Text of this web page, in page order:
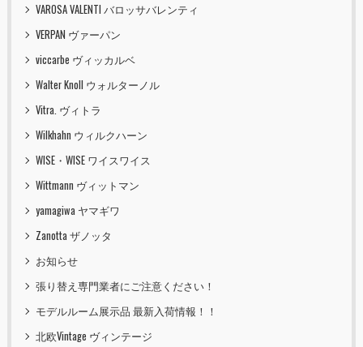
VAROSA VALENTI バロッサバレンティ
VERPAN ヴァーパン
viccarbe ヴィッカルベ
Walter Knoll ウォルターノル
Vitra. ヴィトラ
Wilkhahn ウィルクハーン
WISE・WISE ワイスワイス
Wittmann ヴィットマン
yamagiwa ヤマギワ
Zanotta ザノッタ
お知らせ
張り替え専門業者にご注意ください！
モデルルーム展示品 最新入荷情報！！
北欧Vintage ヴィンテージ